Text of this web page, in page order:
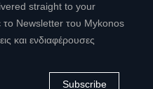
straight to your
το Newsletter του Mykonos
και ενδιαφέρουσες
Subscribe